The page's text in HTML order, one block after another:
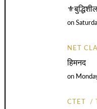
on
NET
हिमनद
on
CTET